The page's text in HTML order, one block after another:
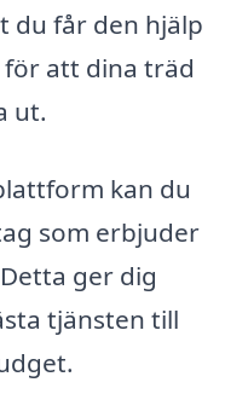
du får den hjälp
för att dina träd
ut.
kan du
som erbjuder
ger dig
tjänsten till